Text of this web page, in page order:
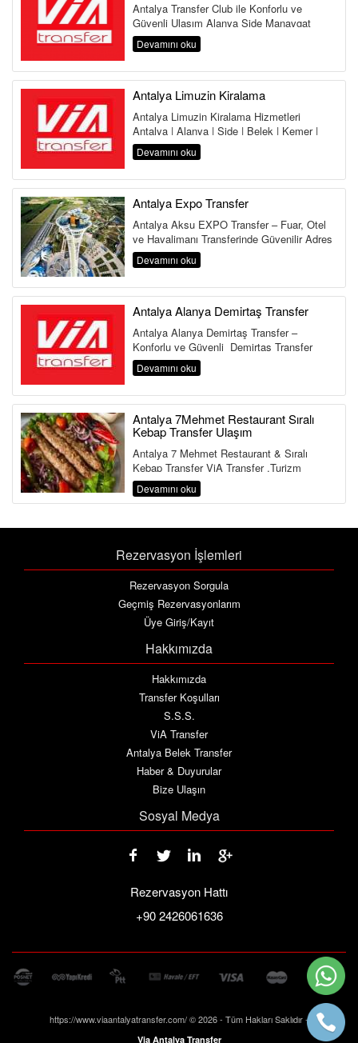
Antalya Transfer Club ile Konforlu ve
Güvenli Ulaşım Alanya Side Manavgat
Belek Kemer Kundu Lara Antalya
Havalima...
Devamını oku
Antalya Limuzin Kiralama
Antalya Limuzin Kiralama Hizmetleri
Antalya | Alanya | Side | Belek | Kemer |
Lara | Kundu | Land of Legends Antalya,...
Devamını oku
Antalya Expo Transfer
Antalya Aksu EXPO Transfer – Fuar, Otel
ve Havalimanı Transferinde Güvenilir Adres
Antalya Aksu Transfer Hi...
Devamını oku
Antalya Alanya Demirtaş Transfer
Antalya Alanya Demirtaş Transfer –
Konforlu ve Güvenli Demirtaş Transfer
Hizmeti Antalya Havalimanı&...
Devamını oku
Antalya 7Mehmet Restaurant Sıralı
Kebap Transfer Ulaşım
Antalya 7 Mehmet Restaurant & Sıralı
Kebap Transfer ViA Transfer ,Turizm
Bakanlığı ve Ulaştırma Bakanlığına Bağlı ...
Devamını oku
Rezervasyon İşlemleri
Rezervasyon Sorgula
Geçmiş Rezervasyonlarım
Üye Giriş/Kayıt
Hakkımızda
Hakkımızda
Transfer Koşulları
S.S.S.
ViA Transfer
Antalya Belek Transfer
Haber & Duyurular
Bize Ulaşın
Sosyal Medya
Rezervasyon Hattı
+90 2426061636
https://www.viaantalyatransfer.com/ © 2026 - Tüm Hakları Saklıdır -
Via Antalya Transfer